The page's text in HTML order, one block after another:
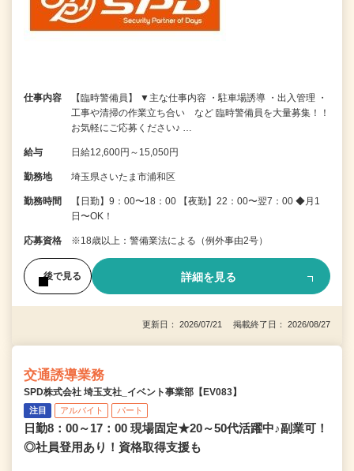
仕事内容
【臨時警備員】 ▼主な仕事内容 ・駐車場誘導 ・出入管理 ・
工事や清掃の作業立ち合い など 臨時警備員を大量募集！！
お気軽にご応募ください♪ …
給与 日給12,600円～15,050円
勤務地 埼玉県さいたま市浦和区
勤務時間
【日勤】9：00〜18：00 【夜勤】22：00〜翌7：00 ◆月1
日〜OK！
応募資格 ※18歳以上：警備業法による（例外事由2号）
後で見る 詳細を見る
更新日： 2026/07/21 掲載終了日： 2026/08/27
交通誘導業務
SPD株式会社 埼玉支社_イベント事業部【EV083】
注目 アルバイト パート
日勤8：00～17：00 現場固定★20～50代活躍中♪副業可！
◎社員登用あり！資格取得支援も